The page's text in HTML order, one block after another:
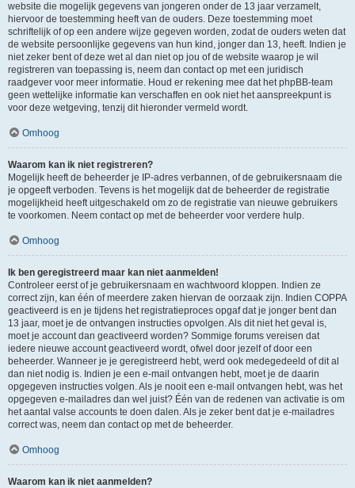
website die mogelijk gegevens van jongeren onder de 13 jaar verzamelt,
hiervoor de toestemming heeft van de ouders. Deze toestemming moet
schriftelijk of op een andere wijze gegeven worden, zodat de ouders weten dat
de website persoonlijke gegevens van hun kind, jonger dan 13, heeft. Indien je
niet zeker bent of deze wet al dan niet op jou of de website waarop je wil
registreren van toepassing is, neem dan contact op met een juridisch
raadgever voor meer informatie. Houd er rekening mee dat het phpBB-team
geen wettelijke informatie kan verschaffen en ook niet het aanspreekpunt is
voor deze wetgeving, tenzij dit hieronder vermeld wordt.
Omhoog
Waarom kan ik niet registreren?
Mogelijk heeft de beheerder je IP-adres verbannen, of de gebruikersnaam die
je opgeeft verboden. Tevens is het mogelijk dat de beheerder de registratie
mogelijkheid heeft uitgeschakeld om zo de registratie van nieuwe gebruikers
te voorkomen. Neem contact op met de beheerder voor verdere hulp.
Omhoog
Ik ben geregistreerd maar kan niet aanmelden!
Controleer eerst of je gebruikersnaam en wachtwoord kloppen. Indien ze
correct zijn, kan één of meerdere zaken hiervan de oorzaak zijn. Indien COPPA
geactiveerd is en je tijdens het registratieproces opgaf dat je jonger bent dan
13 jaar, moet je de ontvangen instructies opvolgen. Als dit niet het geval is,
moet je account dan geactiveerd worden? Sommige forums vereisen dat
iedere nieuwe account geactiveerd wordt, ofwel door jezelf of door een
beheerder. Wanneer je je geregistreerd hebt, werd ook medegedeeld of dit al
dan niet nodig is. Indien je een e-mail ontvangen hebt, moet je de daarin
opgegeven instructies volgen. Als je nooit een e-mail ontvangen hebt, was het
opgegeven e-mailadres dan wel juist? Één van de redenen van activatie is om
het aantal valse accounts te doen dalen. Als je zeker bent dat je e-mailadres
correct was, neem dan contact op met de beheerder.
Omhoog
Waarom kan ik niet aanmelden?